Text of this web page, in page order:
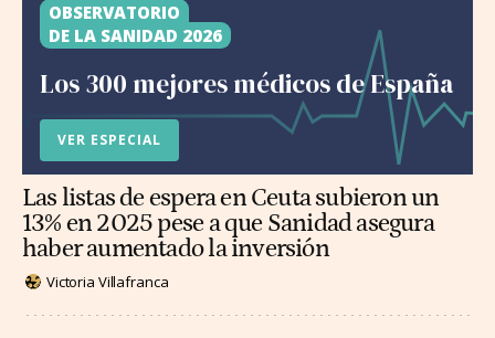
OBSERVATORIO
DE LA SANIDAD 2026
Los 300 mejores médicos de España
VER ESPECIAL
Las listas de espera en Ceuta subieron un
13% en 2025 pese a que Sanidad asegura
haber aumentado la inversión
Victoria Villafranca